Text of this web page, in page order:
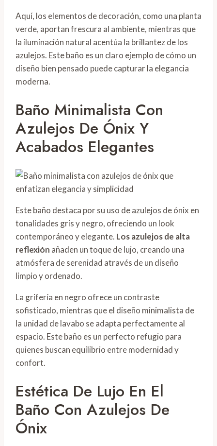
Aquí, los elementos de decoración, como una planta
verde, aportan frescura al ambiente, mientras que
la iluminación natural acentúa la brillantez de los
azulejos. Este baño es un claro ejemplo de cómo un
diseño bien pensado puede capturar la elegancia
moderna.
Baño Minimalista Con
Azulejos De Ónix Y
Acabados Elegantes
Este baño destaca por su uso de azulejos de ónix en
tonalidades gris y negro, ofreciendo un look
contemporáneo y elegante. Los azulejos de alta
reflexión añaden un toque de lujo, creando una
atmósfera de serenidad através de un diseño
limpio y ordenado.
La grifería en negro ofrece un contraste
sofisticado, mientras que el diseño minimalista de
la unidad de lavabo se adapta perfectamente al
espacio. Este baño es un perfecto refugio para
quienes buscan equilibrio entre modernidad y
confort.
Estética De Lujo En El
Baño Con Azulejos De
Ónix